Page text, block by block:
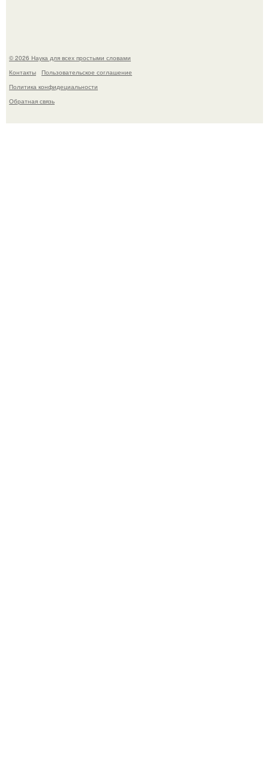
© 2026 Наука для всех простыми словами
Контакты
Пользовательское соглашение
Политика конфидециальности
Обратная связь